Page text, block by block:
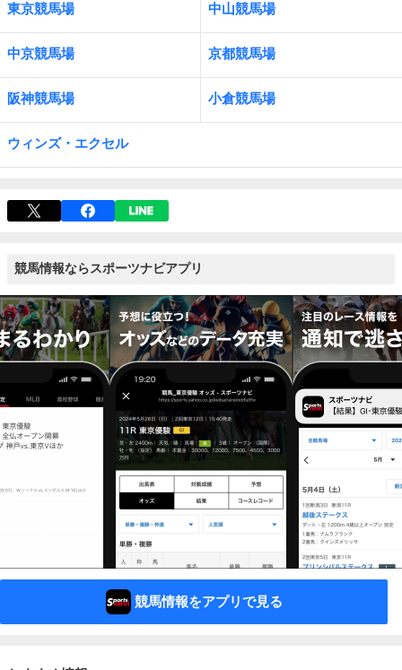
東京競馬場 中山競馬場
中京競馬場 京都競馬場
阪神競馬場 小倉競馬場
ウィンズ・エクセル
競馬情報ならスポーツナビアプリ
競馬情報をアプリで見る